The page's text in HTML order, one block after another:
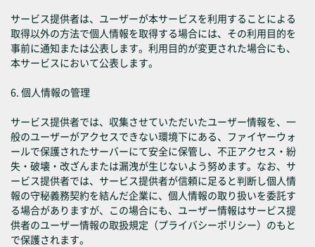
サービス提供者は、ユーザーが本サービスを利用することによる
取得以外の方法で個人情報を取得する場合には、その利用目的を
事前に通知または公表します。利用目的が変更された場合にも、
本サービスにおいて公表します。
6. 個人情報の管理
サービス提供者では、収集させていただいたユーザー情報を、一
般のユーザーがアクセスできない環境下にある、ファイヤーウォ
ールで保護されたサーバーにて安全に保管し、不正アクセス・紛
失・破壊・改ざんまたは漏洩が生じないよう努めます。なお、サ
ービス提供者では、サービス提供者が信頼に足ると判断し個人情
報の守秘義務契約を結んだ企業に、個人情報の取り扱いを委託す
る場合がありますが、この場合にも、ユーザー情報はサービス提
供者のユーザー情報の取扱規定（プライバシーポリシー）のもと
で保護されます。